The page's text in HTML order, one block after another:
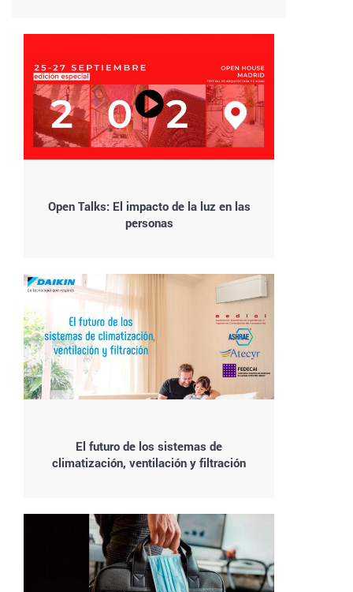
Open Talks: El impacto de la luz en las
personas
El futuro de los sistemas de
climatización, ventilación y filtración